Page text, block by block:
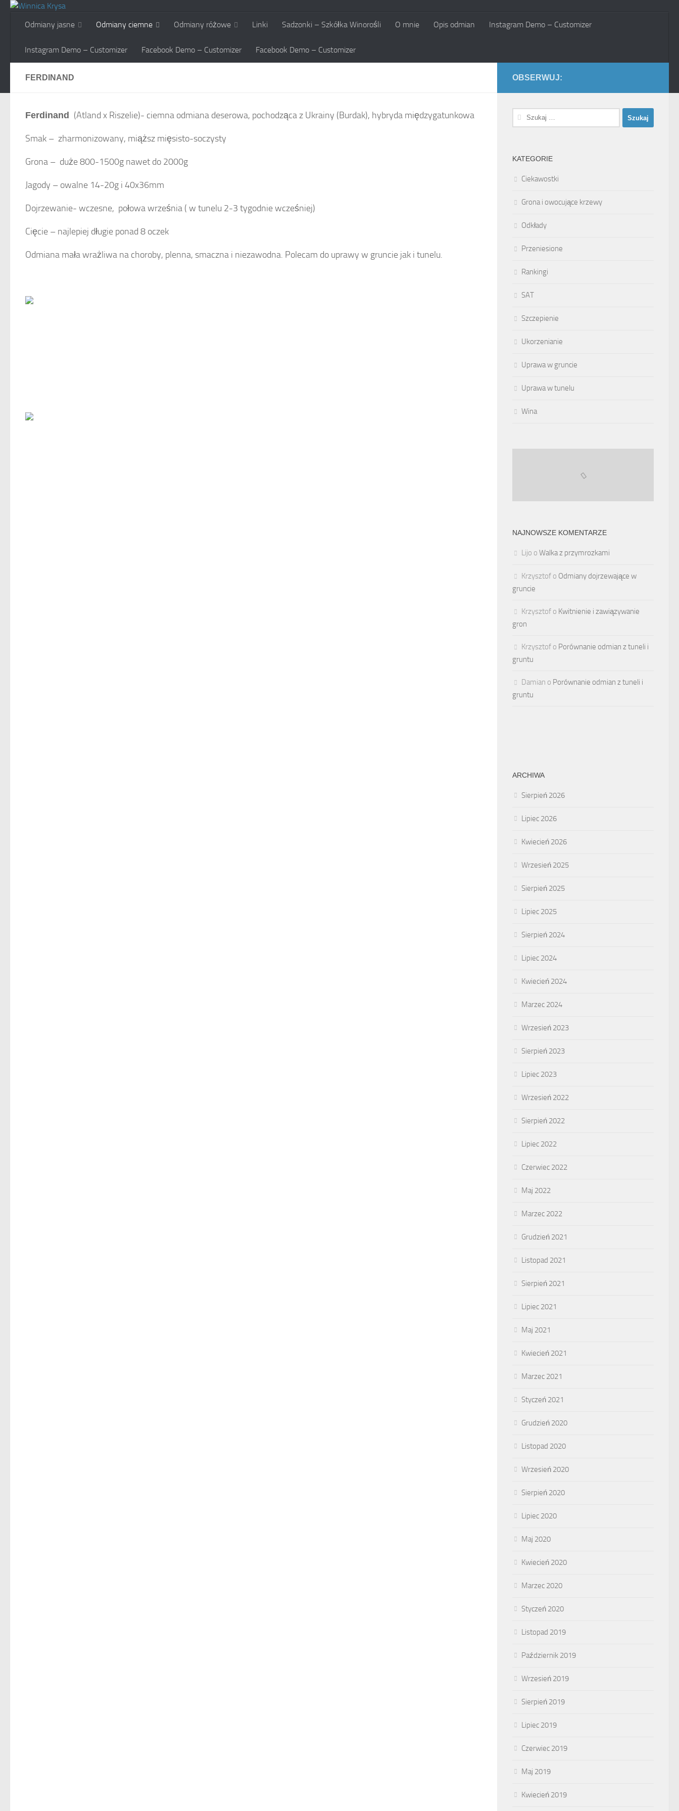
Odmiany jasne Odmiany ciemne Odmiany różowe Linki Sadzonki – Szkółka Winorośli O mnie Opis odmian Instagram Demo – Customizer
Instagram Demo – Customizer Facebook Demo – Customizer Facebook Demo – Customizer
FERDINAND
Ferdinand (Atland x Riszelie)- ciemna odmiana deserowa, pochodząca z Ukrainy (Burdak), hybryda międzygatunkowa
Smak – zharmonizowany, miąższ mięsisto-soczysty
Grona – duże 800-1500g nawet do 2000g
Jagody – owalne 14-20g i 40x36mm
Dojrzewanie- wczesne, połowa września ( w tunelu 2-3 tygodnie wcześniej)
Cięcie – najlepiej długie ponad 8 oczek
Odmiana mała wrażliwa na choroby, plenna, smaczna i niezawodna. Polecam do uprawy w gruncie jak i tunelu.
OBSERWUJ:
Szukaj:
KATEGORIE
Ciekawostki
Grona i owocujące krzewy
Odkłady
Przeniesione
Rankingi
SAT
Szczepienie
Ukorzenianie
Uprawa w gruncie
Uprawa w tunelu
Wina
NAJNOWSZE KOMENTARZE
Lijo o Walka z przymrozkami
Krzysztof o Odmiany dojrzewające w
gruncie
Krzysztof o Kwitnienie i zawiązywanie
gron
Krzysztof o Porównanie odmian z tuneli i
gruntu
Damian o Porównanie odmian z tuneli i
gruntu
ARCHIWA
Sierpień 2026
Lipiec 2026
Kwiecień 2026
Wrzesień 2025
Sierpień 2025
Lipiec 2025
Sierpień 2024
Lipiec 2024
Kwiecień 2024
Marzec 2024
Wrzesień 2023
Sierpień 2023
Lipiec 2023
Wrzesień 2022
Sierpień 2022
Lipiec 2022
Czerwiec 2022
Maj 2022
Marzec 2022
Grudzień 2021
Listopad 2021
Sierpień 2021
Lipiec 2021
Maj 2021
Kwiecień 2021
Marzec 2021
Styczeń 2021
Grudzień 2020
Listopad 2020
Wrzesień 2020
Sierpień 2020
Lipiec 2020
Maj 2020
Kwiecień 2020
Marzec 2020
Styczeń 2020
Listopad 2019
Październik 2019
Wrzesień 2019
Sierpień 2019
Lipiec 2019
Czerwiec 2019
Maj 2019
Kwiecień 2019